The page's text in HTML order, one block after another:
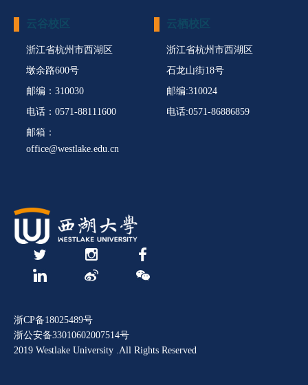
云谷校区
浙江省杭州市西湖区
墩余路600号
邮编：310030
电话：0571-88111600
邮箱：
office@westlake.edu.cn
云栖校区
浙江省杭州市西湖区
石龙山街18号
邮编:310024
电话:0571-86886859
浙CP备18025489号
浙公安备33010602007514号
2019 Westlake University .All Rights Reserved